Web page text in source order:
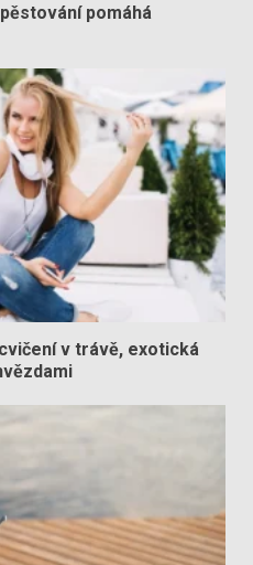
pomáhá
v trávě, exotická